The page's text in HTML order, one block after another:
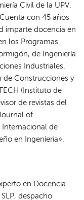
Civil de la UPV.
con 45 años
imparte docencia en
los Programas
de Ingeniería
Industriales.
de Construcciones y
(Instituto de
de revistas del
of
Internacional de
en Ingeniería».
en Docencia
despacho